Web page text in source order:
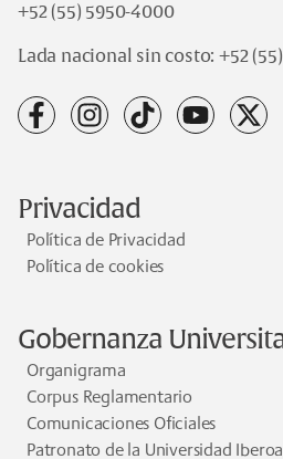
+52 (55) 5950-4000
Lada nacional sin costo: +52
facebookinstagram
tiktok youtube
x
Privacidad
Política de Privacidad
Política de cookies
Gobernanza
Organigrama
Corpus Reglamentario
Comunicaciones Oficiales
Patronato de la Universidad